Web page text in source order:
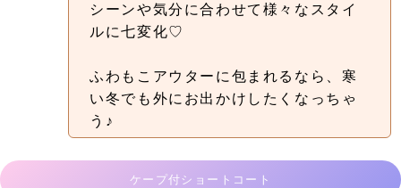
シーンや気分に合わせて様々なスタイ
ルに七変化♡
ふわもこアウターに包まれるなら、寒
い冬でも外にお出かけしたくなっちゃ
う♪
ケープ付ショートコート